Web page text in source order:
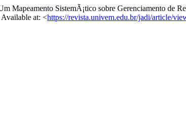
Mapeamento SistemÃ¡tico sobre Gerenciamento de
at: <https://revista.univem.edu.br/jadi/article/